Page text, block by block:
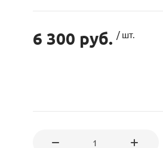
6 300 руб. / шт.